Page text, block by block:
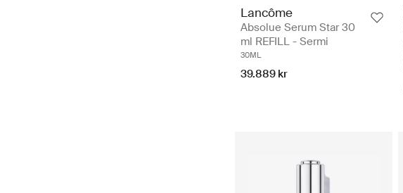
Lancôme
Absolue Serum Star 30
ml REFILL - Sermi
30ML
39.889 kr